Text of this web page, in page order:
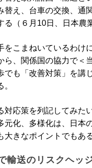
替え、台車の交換、通
る（６月10日、日本農
こまねいているわけ
ら、関係国の協力で＜
でも「改善対策」を講
応策を列記してみた
元化、多様化は、日本
大きなポイントでもある
輸送のリスクヘッ